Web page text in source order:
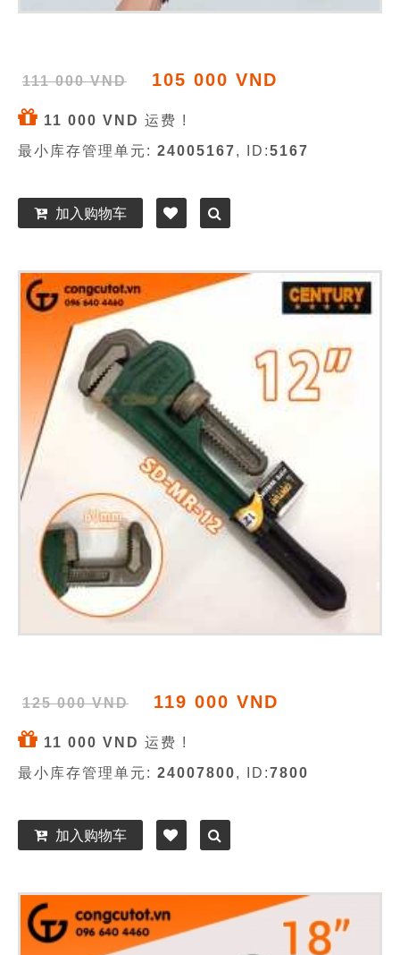
111 000 VND 105 000 VND
11 000 VND 运费 !
最小库存管理单元: 24005167, ID:5167
加入购物车
125 000 VND 119 000 VND
11 000 VND 运费 !
最小库存管理单元: 24007800, ID:7800
加入购物车